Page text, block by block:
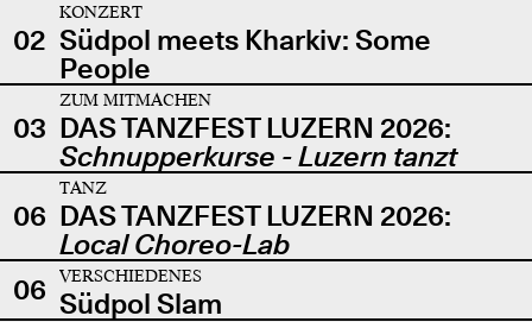
02
KONZERT
Südpol meets Kharkiv: Some
People
03
ZUM MITMACHEN
DAS TANZFEST LUZERN 2026:
Schnupperkurse - Luzern tanzt
06
TANZ
DAS TANZFEST LUZERN 2026:
Local Choreo-Lab
06
VERSCHIEDENES
Südpol Slam